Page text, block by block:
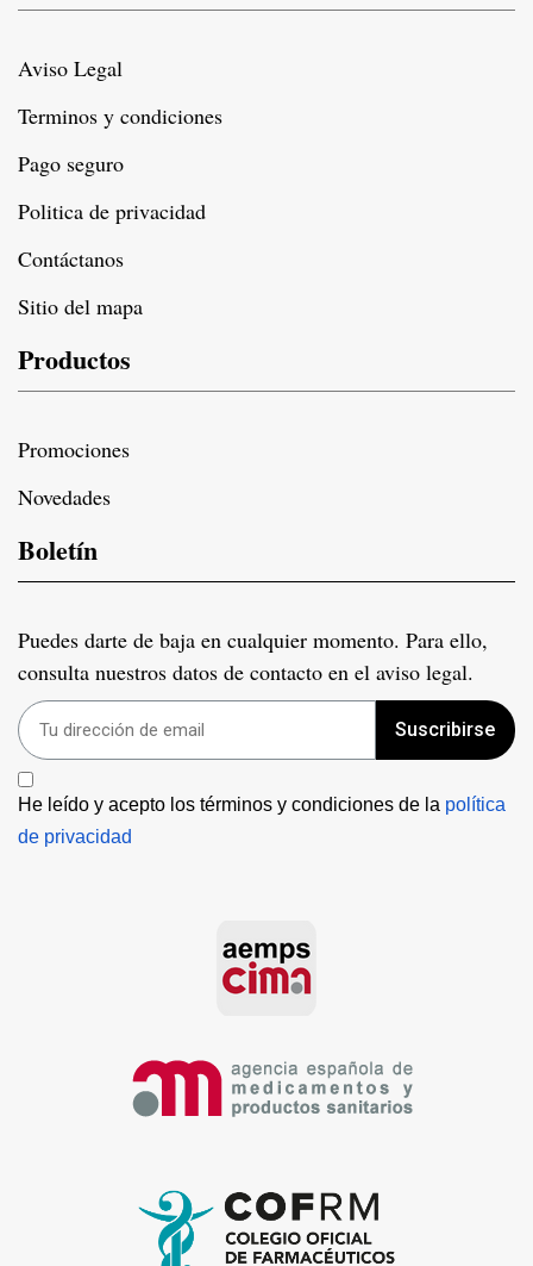
Aviso Legal
Terminos y condiciones
Pago seguro
Politica de privacidad
Contáctanos
Sitio del mapa
Productos
Promociones
Novedades
Boletín
Puedes darte de baja en cualquier momento. Para ello,
consulta nuestros datos de contacto en el aviso legal.
Suscribirse
He leído y acepto los términos y condiciones de la política
de privacidad